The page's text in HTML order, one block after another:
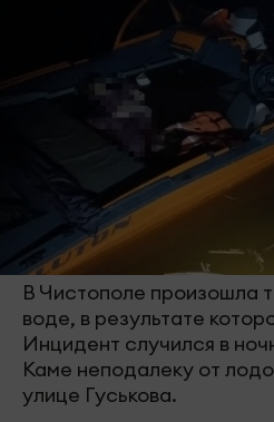
В Чистополе произошла
воде, в результате
Инцидент случился в
Каме неподалеку от
улице Гуськова.